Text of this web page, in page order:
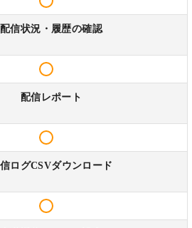
配信状況・履歴の確認
配信レポート
ログCSVダウンロード